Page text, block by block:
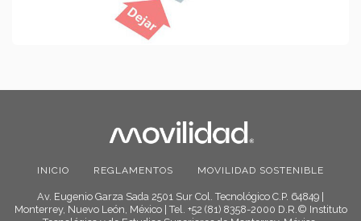
INICIO REGLAMENTOS MOVILIDAD SOSTENIBLE
Av. Eugenio Garza Sada 2501 Sur Col. Tecnológico C.P. 64849 |
Monterrey, Nuevo León, México | Tel. +52 (81) 8358-2000 D.R.© Instituto